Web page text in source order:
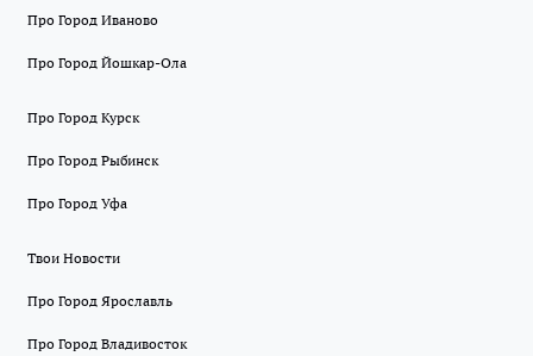
Про Город Иваново
Про Город Йошкар-Ола
Про Город Курск
Про Город Рыбинск
Про Город Уфа
Твои Новости
Про Город Ярославль
Про Город Владивосток